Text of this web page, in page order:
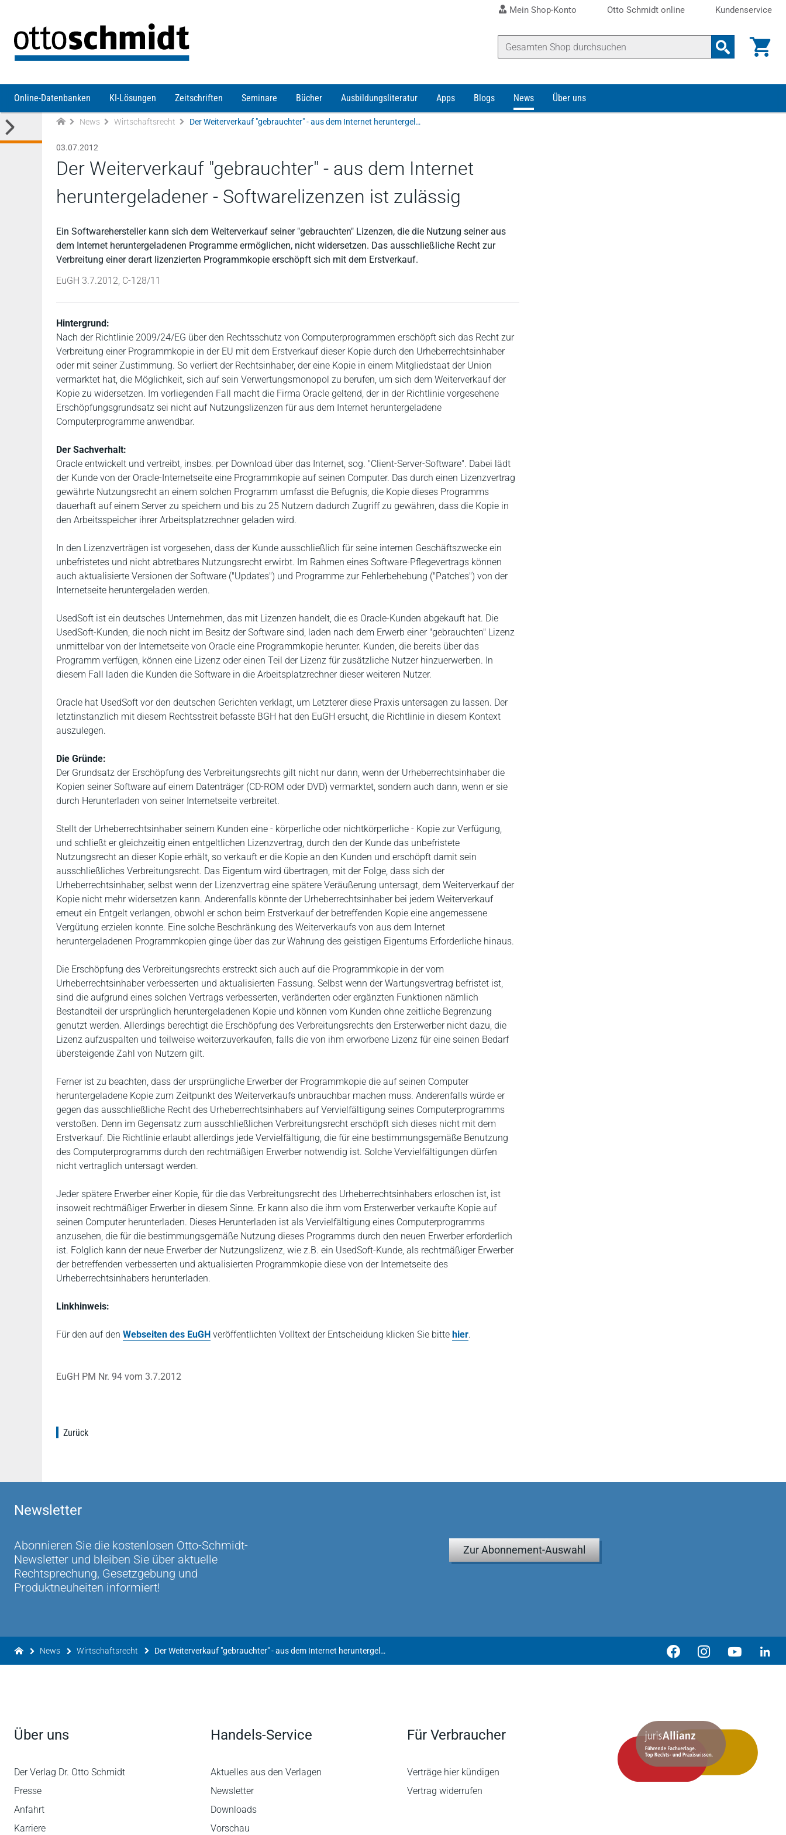
Mein Shop-Konto Otto Schmidt online Kundenservice
Online-Datenbanken KI-Lösungen Zeitschriften Seminare Bücher Ausbildungsliteratur Apps Blogs News Über uns
News Wirtschaftsrecht Der Weiterverkauf "gebrauchter" - aus dem Internet heruntergeladener - Softwarelizenzen ist zulässig
03.07.2012
Der Weiterverkauf "gebrauchter" - aus dem Internet
heruntergeladener - Softwarelizenzen ist zulässig
Ein Softwarehersteller kann sich dem Weiterverkauf seiner "gebrauchten" Lizenzen, die die Nutzung seiner aus
dem Internet heruntergeladenen Programme ermöglichen, nicht widersetzen. Das ausschließliche Recht zur
Verbreitung einer derart lizenzierten Programmkopie erschöpft sich mit dem Erstverkauf.
EuGH 3.7.2012, C-128/11
Hintergrund:
Nach der Richtlinie 2009/24/EG über den Rechtsschutz von Computerprogrammen erschöpft sich das Recht zur
Verbreitung einer Programmkopie in der EU mit dem Erstverkauf dieser Kopie durch den Urheberrechtsinhaber
oder mit seiner Zustimmung. So verliert der Rechtsinhaber, der eine Kopie in einem Mitgliedstaat der Union
vermarktet hat, die Möglichkeit, sich auf sein Verwertungsmonopol zu berufen, um sich dem Weiterverkauf der
Kopie zu widersetzen. Im vorliegenden Fall macht die Firma Oracle geltend, der in der Richtlinie vorgesehene
Erschöpfungsgrundsatz sei nicht auf Nutzungslizenzen für aus dem Internet heruntergeladene
Computerprogramme anwendbar.
Der Sachverhalt:
Oracle entwickelt und vertreibt, insbes. per Download über das Internet, sog. "Client-Server-Software". Dabei lädt
der Kunde von der Oracle-Internetseite eine Programmkopie auf seinen Computer. Das durch einen Lizenzvertrag
gewährte Nutzungsrecht an einem solchen Programm umfasst die Befugnis, die Kopie dieses Programms
dauerhaft auf einem Server zu speichern und bis zu 25 Nutzern dadurch Zugriff zu gewähren, dass die Kopie in
den Arbeitsspeicher ihrer Arbeitsplatzrechner geladen wird.
In den Lizenzverträgen ist vorgesehen, dass der Kunde ausschließlich für seine internen Geschäftszwecke ein
unbefristetes und nicht abtretbares Nutzungsrecht erwirbt. Im Rahmen eines Software-Pflegevertrags können
auch aktualisierte Versionen der Software ("Updates") und Programme zur Fehlerbehebung ("Patches") von der
Internetseite heruntergeladen werden.
UsedSoft ist ein deutsches Unternehmen, das mit Lizenzen handelt, die es Oracle-Kunden abgekauft hat. Die
UsedSoft-Kunden, die noch nicht im Besitz der Software sind, laden nach dem Erwerb einer "gebrauchten" Lizenz
unmittelbar von der Internetseite von Oracle eine Programmkopie herunter. Kunden, die bereits über das
Programm verfügen, können eine Lizenz oder einen Teil der Lizenz für zusätzliche Nutzer hinzuerwerben. In
diesem Fall laden die Kunden die Software in die Arbeitsplatzrechner dieser weiteren Nutzer.
Oracle hat UsedSoft vor den deutschen Gerichten verklagt, um Letzterer diese Praxis untersagen zu lassen. Der
letztinstanzlich mit diesem Rechtsstreit befasste BGH hat den EuGH ersucht, die Richtlinie in diesem Kontext
auszulegen.
Die Gründe:
Der Grundsatz der Erschöpfung des Verbreitungsrechts gilt nicht nur dann, wenn der Urheberrechtsinhaber die
Kopien seiner Software auf einem Datenträger (CD-ROM oder DVD) vermarktet, sondern auch dann, wenn er sie
durch Herunterladen von seiner Internetseite verbreitet.
Stellt der Urheberrechtsinhaber seinem Kunden eine - körperliche oder nichtkörperliche - Kopie zur Verfügung,
und schließt er gleichzeitig einen entgeltlichen Lizenzvertrag, durch den der Kunde das unbefristete
Nutzungsrecht an dieser Kopie erhält, so verkauft er die Kopie an den Kunden und erschöpft damit sein
ausschließliches Verbreitungsrecht. Das Eigentum wird übertragen, mit der Folge, dass sich der
Urheberrechtsinhaber, selbst wenn der Lizenzvertrag eine spätere Veräußerung untersagt, dem Weiterverkauf der
Kopie nicht mehr widersetzen kann. Anderenfalls könnte der Urheberrechtsinhaber bei jedem Weiterverkauf
erneut ein Entgelt verlangen, obwohl er schon beim Erstverkauf der betreffenden Kopie eine angemessene
Vergütung erzielen konnte. Eine solche Beschränkung des Weiterverkaufs von aus dem Internet
heruntergeladenen Programmkopien ginge über das zur Wahrung des geistigen Eigentums Erforderliche hinaus.
Die Erschöpfung des Verbreitungsrechts erstreckt sich auch auf die Programmkopie in der vom
Urheberrechtsinhaber verbesserten und aktualisierten Fassung. Selbst wenn der Wartungsvertrag befristet ist,
sind die aufgrund eines solchen Vertrags verbesserten, veränderten oder ergänzten Funktionen nämlich
Bestandteil der ursprünglich heruntergeladenen Kopie und können vom Kunden ohne zeitliche Begrenzung
genutzt werden. Allerdings berechtigt die Erschöpfung des Verbreitungsrechts den Ersterwerber nicht dazu, die
Lizenz aufzuspalten und teilweise weiterzuverkaufen, falls die von ihm erworbene Lizenz für eine seinen Bedarf
übersteigende Zahl von Nutzern gilt.
Ferner ist zu beachten, dass der ursprüngliche Erwerber der Programmkopie die auf seinen Computer
heruntergeladene Kopie zum Zeitpunkt des Weiterverkaufs unbrauchbar machen muss. Anderenfalls würde er
gegen das ausschließliche Recht des Urheberrechtsinhabers auf Vervielfältigung seines Computerprogramms
verstoßen. Denn im Gegensatz zum ausschließlichen Verbreitungsrecht erschöpft sich dieses nicht mit dem
Erstverkauf. Die Richtlinie erlaubt allerdings jede Vervielfältigung, die für eine bestimmungsgemäße Benutzung
des Computerprogramms durch den rechtmäßigen Erwerber notwendig ist. Solche Vervielfältigungen dürfen
nicht vertraglich untersagt werden.
Jeder spätere Erwerber einer Kopie, für die das Verbreitungsrecht des Urheberrechtsinhabers erloschen ist, ist
insoweit rechtmäßiger Erwerber in diesem Sinne. Er kann also die ihm vom Ersterwerber verkaufte Kopie auf
seinen Computer herunterladen. Dieses Herunterladen ist als Vervielfältigung eines Computerprogramms
anzusehen, die für die bestimmungsgemäße Nutzung dieses Programms durch den neuen Erwerber erforderlich
ist. Folglich kann der neue Erwerber der Nutzungslizenz, wie z.B. ein UsedSoft-Kunde, als rechtmäßiger Erwerber
der betreffenden verbesserten und aktualisierten Programmkopie diese von der Internetseite des
Urheberrechtsinhabers herunterladen.
Linkhinweis:
Für den auf den Webseiten des EuGH veröffentlichten Volltext der Entscheidung klicken Sie bitte hier.
EuGH PM Nr. 94 vom 3.7.2012
Zurück
Newsletter
Abonnieren Sie die kostenlosen Otto-Schmidt-
Newsletter und bleiben Sie über aktuelle
Rechtsprechung, Gesetzgebung und
Produktneuheiten informiert!
Zur Abonnement-Auswahl
News Wirtschaftsrecht Der Weiterverkauf "gebrauchter" - aus dem Internet heruntergeladener - Softwarelizenzen ist zulässig
Über uns
Der Verlag Dr. Otto Schmidt
Presse
Anfahrt
Karriere
Handels-Service
Aktuelles aus den Verlagen
Newsletter
Downloads
Vorschau
Für Verbraucher
Verträge hier kündigen
Vertrag widerrufen